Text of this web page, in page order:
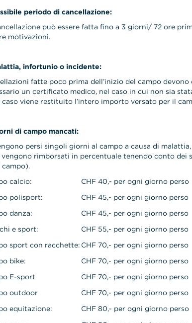
periodo di cancellazione:
può essere fatta fino a 3 giorni/ 72 ore
motivazioni.
infortunio o incidente:
fatte poco prima dell’inizio del campo
un certificato medico, nel caso in cui non sia
caso viene restituito l’intero importo versato per il
di campo mancati:
persi singoli giorni al campo a causa di
vengono rimborsati in percentuale tenendo conto dei
campo).
calcio:
CHF 40,- per ogni giorno perso
polisport:
CHF 45,- per ogni giorno perso
danza:
CHF 45,- per ogni giorno perso
e sport:
CHF 55,- per ogni giorno perso
sport con racchette: CHF 70,- per ogni giorno perso
bike:
CHF 70,- per ogni giorno perso
E-sport
CHF 70,- per ogni giorno perso
outdoor
CHF 70,- per ogni giorno perso
equitazione:
CHF 80,- per ogni giorno perso